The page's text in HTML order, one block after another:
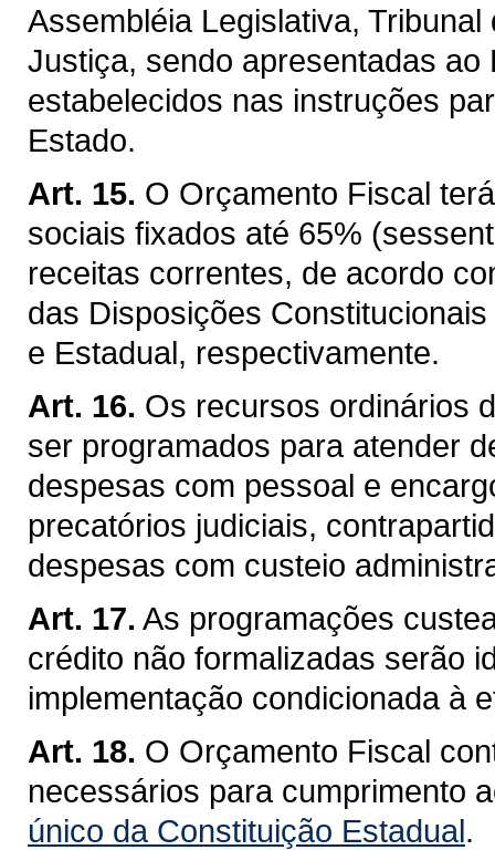
Assembléia Legislativa,
Justiça, sendo apresentadas
estabelecidos nas instruções
Estado.
Art. 15. O Orçamento Fiscal
sociais fixados até 65%
receitas correntes, de acordo
das Disposições
e Estadual, respectivamente.
Art. 16. Os recursos ordinários
ser programados para atender
despesas com pessoal e
precatórios judiciais,
despesas com custeio
Art. 17. As programações
crédito não formalizadas serão
implementação condicionada à
Art. 18. O Orçamento Fiscal
necessários para cumprimento
único da Constituição Estadual.